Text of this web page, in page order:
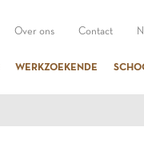
Over ons Contact
WERKZOEKENDE